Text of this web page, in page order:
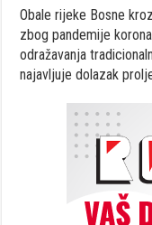
Obale rijeke Bosne
zbog pandemije
odražavanja
najavljuje dolazak